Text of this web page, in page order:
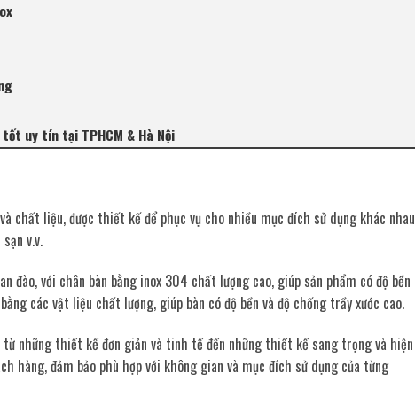
uy tín tại TPHCM & Hà Nội
chất liệu, được thiết kế để phục vụ cho nhiều mục đích sử dụng khác nhau
v.v.
đào, với chân bàn bằng inox 304 chất lượng cao, giúp sản phẩm có độ bền
các vật liệu chất lượng, giúp bàn có độ bền và độ chống trầy xước cao.
từ những thiết kế đơn giản và tinh tế đến những thiết kế sang trọng và hiện
hàng, đảm bảo phù hợp với không gian và mục đích sử dụng của từng